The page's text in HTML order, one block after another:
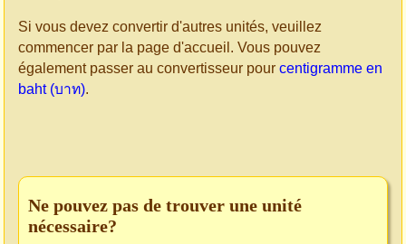
Si vous devez convertir d'autres unités, veuillez
commencer par la page d'accueil. Vous pouvez
également passer au convertisseur pour centigramme en
baht (บาท).
Ne pouvez pas de trouver une unité
nécessaire?